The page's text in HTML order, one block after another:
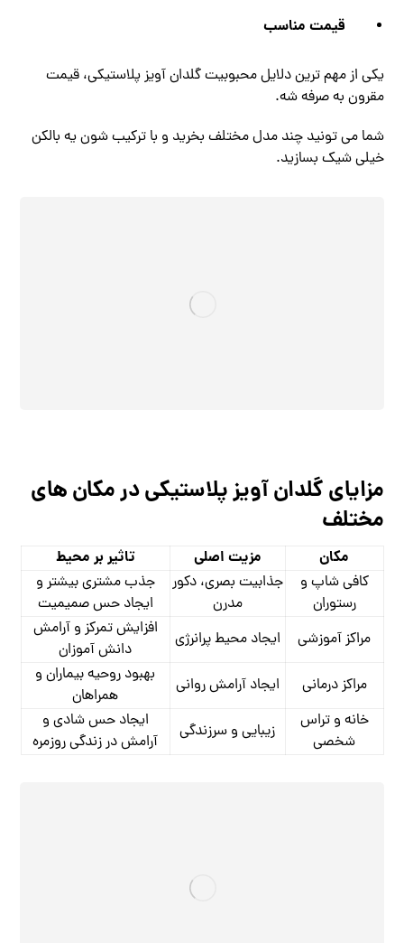
قیمت مناسب
یکی از مهم ‌ترین دلایل محبوبیت گلدان آویز پلاستیکی، قیمت
مقرون ‌به ‌صرفه ‌شه.
شما می ‌تونید چند مدل مختلف بخرید و با ترکیب‌ شون یه بالکن
خیلی شیک بسازید.
مزایای گلدان آویز پلاستیکی در مکان ‌های
مختلف
مکان مزیت اصلی تاثیر بر محیط
کافی ‌شاپ و
رستوران
جذابیت بصری، دکور
مدرن
جذب مشتری بیشتر و
ایجاد حس صمیمیت
مراکز آموزشی
ایجاد محیط پرانرژی
افزایش تمرکز و آرامش
دانش ‌آموزان
مراکز درمانی
ایجاد آرامش روانی
بهبود روحیه بیماران و
همراهان
خانه و تراس
شخصی
زیبایی و سرزندگی
ایجاد حس شادی و
آرامش در زندگی روزمره